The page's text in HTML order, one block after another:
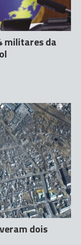
militares da
dois